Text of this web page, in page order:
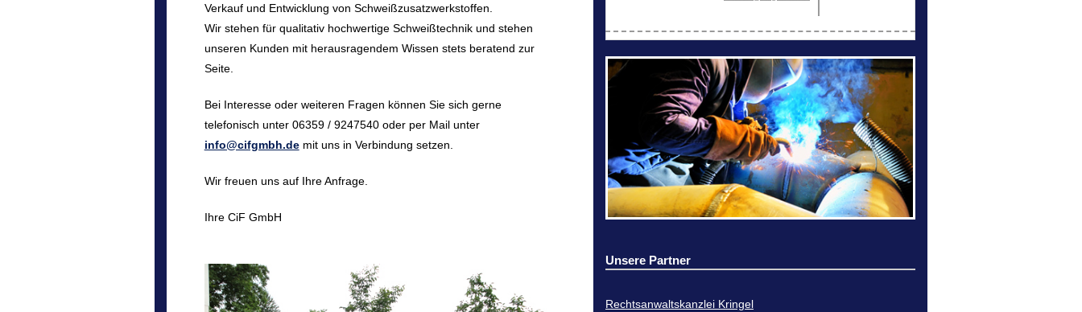
Verkauf und Entwicklung von Schweißzusatzwerkstoffen.
Wir stehen für qualitativ hochwertige Schweißtechnik und stehen
unseren Kunden mit herausragendem Wissen stets beratend zur
Seite.
Bei Interesse oder weiteren Fragen können Sie sich gerne
telefonisch unter 06359 / 9247540 oder per Mail unter
info@cifgmbh.demit uns in Verbindung setzen.
Wir freuen uns auf Ihre Anfrage.
Ihre CiF GmbH
Unsere Partner
Rechtsanwaltskanzlei Kringel